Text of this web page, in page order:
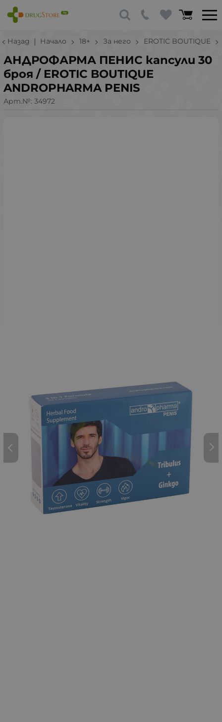
Назад Начало 18+ За него EROTIC BOUTIQUE
АНДРОФАРМА ПЕНИС капсули 30
броя / EROTIC BOUTIQUE
ANDROPHARMA PENIS
Арт.№: 34972